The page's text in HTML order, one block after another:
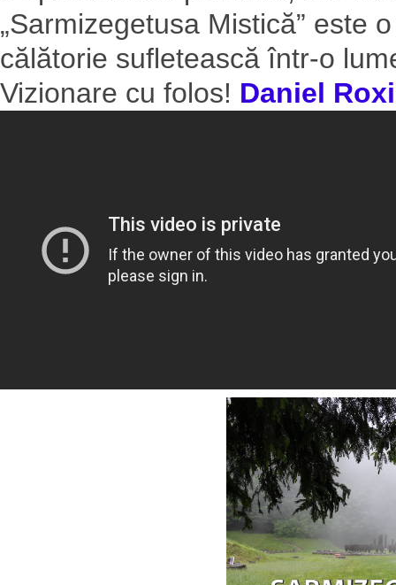
„Sarmizegetusa Mistică” este
călătorie sufletească într-o
Vizionare cu folos! Daniel